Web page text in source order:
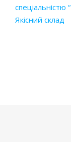
спеціальністю
Якісний склад